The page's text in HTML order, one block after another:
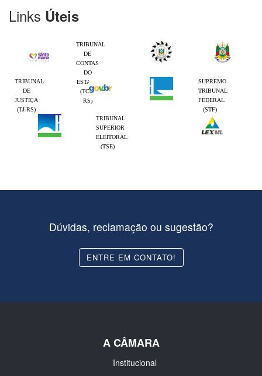
Links Úteis
TRIBUNAL
DE
CONTAS
DO
ESTADO
(TCE-
RS)
TRIBUNAL
DE
JUSTIÇA
(TJ-RS)
SUPREMO
TRIBUNAL
FEDERAL
(STF)
TRIBUNAL
SUPERIOR
ELEITORAL
(TSE)
Dúvidas, reclamação ou sugestão?
ENTRE EM CONTATO!
A CÂMARA
Institucional